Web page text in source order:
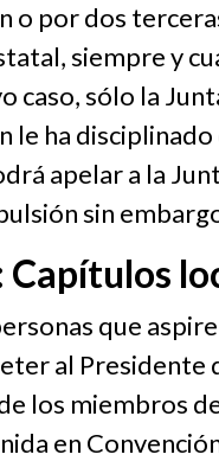
o por dos
siempre y
caso, sólo la
le ha
apelar a la
sin
que
al Presidente
los miembros
en